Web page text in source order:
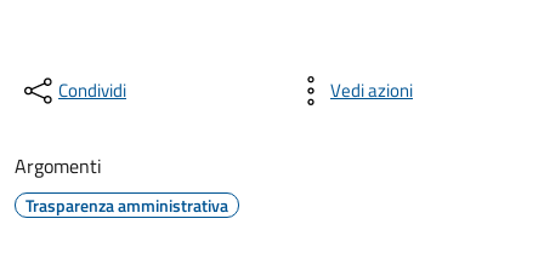
Condividi Vedi azioni
Argomenti
Trasparenza amministrativa